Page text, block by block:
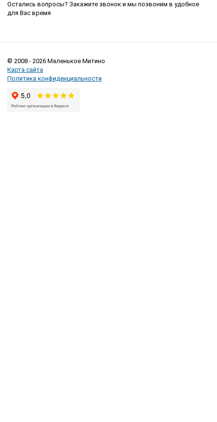
Остались вопросы? Закажите звонок и мы позвоним в удобное
для Вас время
© 2008 - 2026 Маленькое Митино
Карта сайта
Политика конфиденциальности